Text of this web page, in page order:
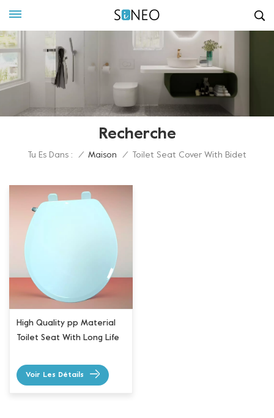
Recherche
Tu Es Dans : / Maison / Toilet Seat Cover With Bidet
High Quality pp Material
Toilet Seat With Long Life
Voir Les Détails